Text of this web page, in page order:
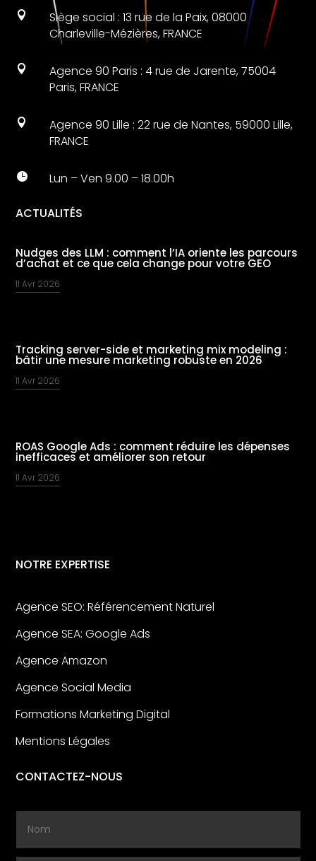

Siège social : 13 rue de la Paix, 08000
Charleville-Mézières, FRANCE

Agence 90 Paris : 4 rue de Jarente, 75004
Paris, FRANCE

Agence 90 Lille : 22 rue de Nantes, 59000 Lille,
FRANCE
 Lun – Ven 9.00 – 18.00h
ACTUALITÉS
Nudges des LLM : comment l’IA oriente les parcours
d’achat et ce que cela change pour votre GEO
11 Avr 2026
Tracking server-side et marketing mix modeling :
bâtir une mesure marketing robuste en 2026
11 Avr 2026
ROAS Google Ads : comment réduire les dépenses
inefficaces et améliorer son retour
11 Avr 2026
NOTRE EXPERTISE
Agence SEO: Référencement Naturel
Agence SEA: Google Ads
Agence Amazon
Agence Social Media
Formations Marketing Digital
Mentions Légales
CONTACTEZ-NOUS